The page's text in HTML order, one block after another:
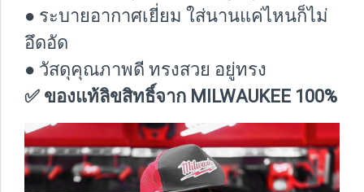
● ระบายอากาศเยี่ยม ใส่นานแค่ไหนก็ไม่
อึดอัด
● วัสดุคุณภาพดี ทรงสวย อยู่ทรง
✅ ของแท้ลิขสิทธิ์จาก MILWAUKEE 100%